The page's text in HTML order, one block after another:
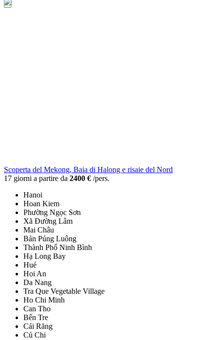
Scoperta del Mekong, Baia di Halong e risaie del Nord
17 giorni a partire da 2400 € /pers.
Hanoi
Hoan Kiem
Phường Ngọc Sơn
Xã Đường Lâm
Mai Châu
Bản Púng Luông
Thành Phố Ninh Bình
Hạ Long Bay
Hué
Hoi An
Da Nang
Tra Que Vegetable Village
Ho Chi Minh
Can Tho
Bến Tre
Cái Răng
Củ Chi